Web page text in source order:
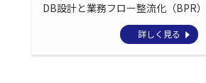
DB設計と業務フロー整流化（BPR）
詳しく見る